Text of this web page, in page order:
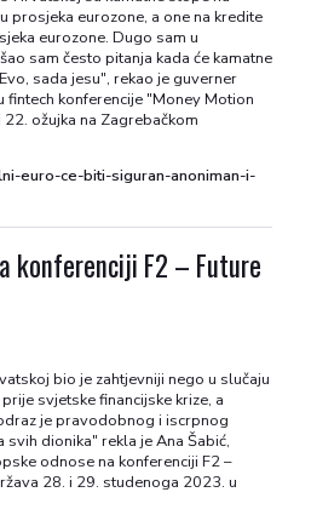
prosjeka eurozone, a one na kredite
eurozone. Dugo sam u
sam često pitanja kada će kamatne
sada jesu", rekao je guverner
fintech konferencije "Money Motion
ožujka na Zagrebačkom
euro-ce-biti-siguran-anoniman-i-
konferenciji F2 – Future
bio je zahtjevniji nego u slučaju
svjetske financijske krize, a
je pravodobnog i iscrpnog
dionika" rekla je Ana Šabić,
odnose na konferenciji F2 –
28. i 29. studenoga 2023. u